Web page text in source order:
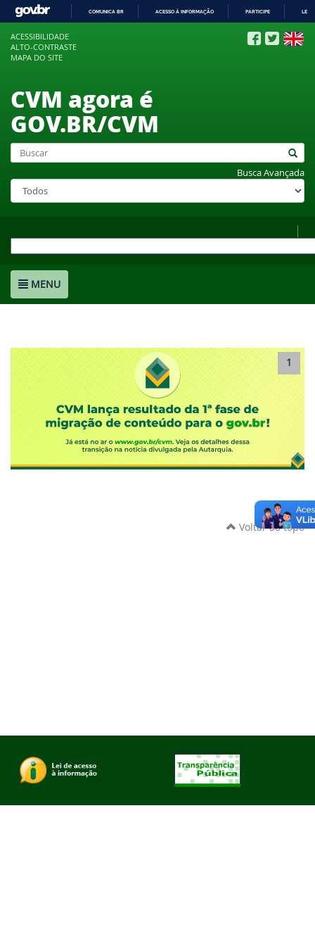
COMUNICA BR ACESSO À INFORMAÇÃO PARTICIPE
ACESSIBILIDADE
ALTO-CONTRASTE
MAPA DO SITE
CVM agora é
GOV.BR/CVM
Busca Avançada
MENU
1
Voltar ao topo